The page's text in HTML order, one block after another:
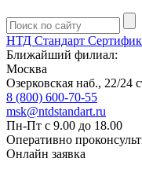
НТД Стандарт
Ближайший филиал:
Москва
Озерковская наб., 22/24
8 (800) 600-70-55
msk@ntdstandart.ru
Пн-Пт с 9.00 до 18.00
Оперативно
Онлайн заявка